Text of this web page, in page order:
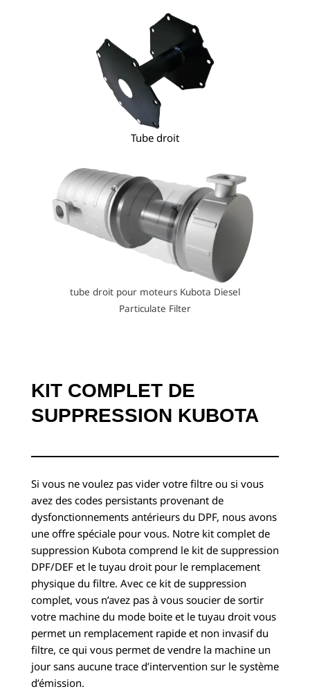
Tube droit
tube droit pour moteurs Kubota Diesel
Particulate Filter
KIT COMPLET DE
SUPPRESSION KUBOTA
Si vous ne voulez pas vider votre filtre ou si vous
avez des codes persistants provenant de
dysfonctionnements antérieurs du DPF, nous avons
une offre spéciale pour vous. Notre kit complet de
suppression Kubota comprend le kit de suppression
DPF/DEF et le tuyau droit pour le remplacement
physique du filtre. Avec ce kit de suppression
complet, vous n’avez pas à vous soucier de sortir
votre machine du mode boite et le tuyau droit vous
permet un remplacement rapide et non invasif du
filtre, ce qui vous permet de vendre la machine un
jour sans aucune trace d’intervention sur le système
d’émission.